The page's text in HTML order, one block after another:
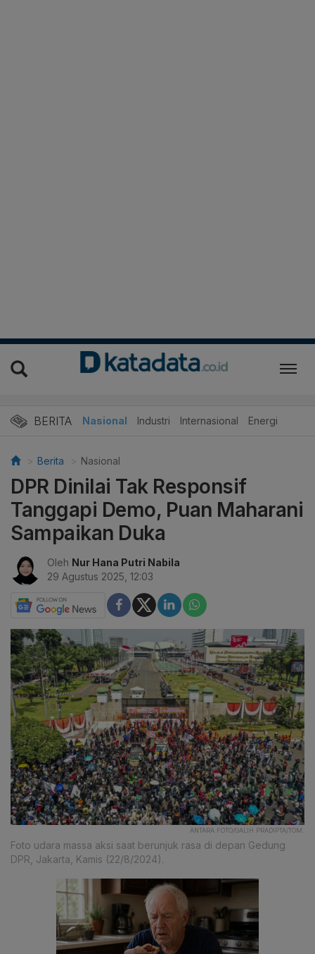
BERITA Nasional Industri Internasional Energi
Berita Nasional
DPR Dinilai Tak Responsif
Tanggapi Demo, Puan Maharani
Sampaikan Duka
Oleh Nur Hana Putri Nabila
29 Agustus 2025, 12:03
ANTARA FOTO/GALIH PRADIPTA/TOM.
Foto udara massa aksi saat berunjuk rasa di depan Gedung
DPR, Jakarta, Kamis (22/8/2024).